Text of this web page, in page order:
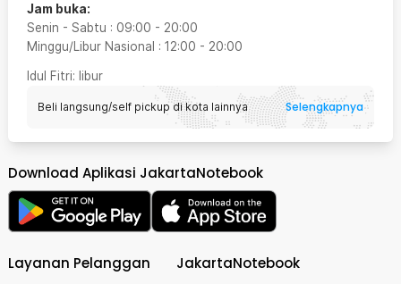
Jam buka:
Senin - Sabtu : 09:00 - 20:00
Minggu/Libur Nasional : 12:00 - 20:00
Idul Fitri: libur
Beli langsung/self pickup di kota lainnya Selengkapnya
Download Aplikasi JakartaNotebook
Layanan Pelanggan JakartaNotebook